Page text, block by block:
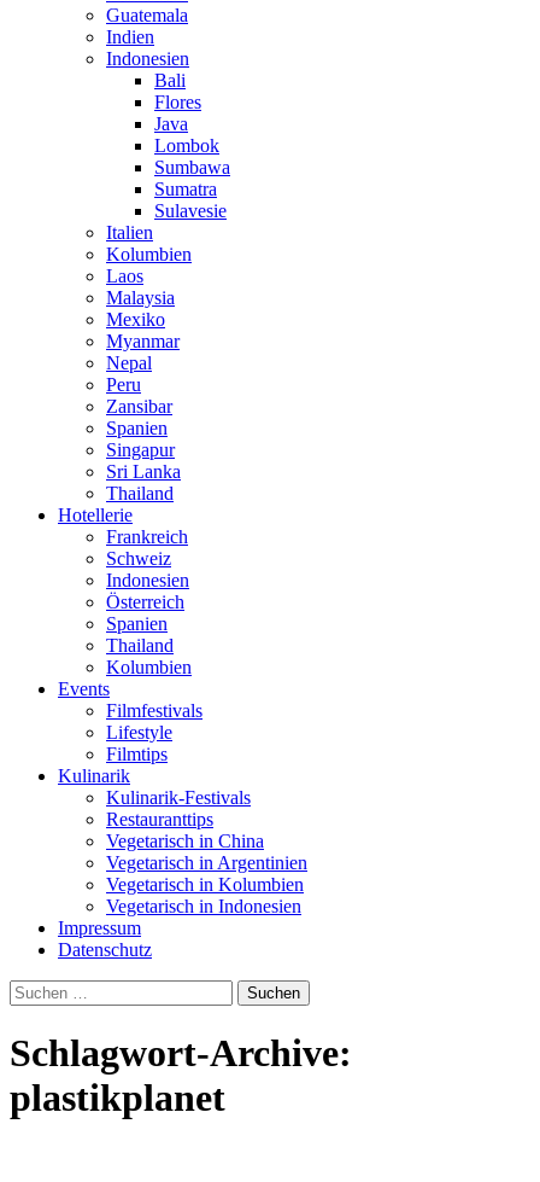
Guatemala
Indien
Indonesien
Bali
Flores
Java
Lombok
Sumbawa
Sumatra
Sulavesie
Italien
Kolumbien
Laos
Malaysia
Mexiko
Myanmar
Nepal
Peru
Zansibar
Spanien
Singapur
Sri Lanka
Thailand
Hotellerie
Frankreich
Schweiz
Indonesien
Österreich
Spanien
Thailand
Kolumbien
Events
Filmfestivals
Lifestyle
Filmtips
Kulinarik
Kulinarik-Festivals
Restauranttips
Vegetarisch in China
Vegetarisch in Argentinien
Vegetarisch in Kolumbien
Vegetarisch in Indonesien
Impressum
Datenschutz
Suchen
nach:
Schlagwort-Archive:
plastikplanet